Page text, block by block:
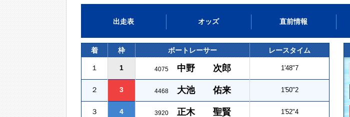
出走表 オッズ 直前情報
着 枠 ボートレーサー レースタイム
１ 1 4075 中野 次郎 1'48"7
２ 3 4468 大池 佑来 1'50"2
３ 4 3920 正木 聖賢 1'52"4